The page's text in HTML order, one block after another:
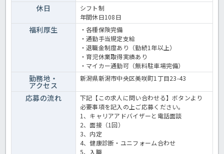
休日
シフト制
年間休日108日
福利厚生
・各種保険完備
・通勤手当規定支給
・退職金制度あり（勤続1年以上）
・育児休業取得実績あり
・マイカー通勤可（無料駐車場完備）
勤務地・
アクセス
新潟県新潟市中央区美咲町1丁目23-43
応募の流れ
下記【この求人に問い合わせる】ボタンより
必要事項を記入の上ご応募ください。
1、キャリアアドバイザーと電話面談
2、面接（1回）
3、内定
4、健康診断・ユニフォーム合わせ
5、入職